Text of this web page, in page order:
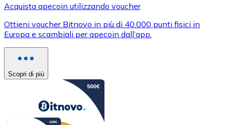
Acquista apecoin utilizzando voucher
Ottieni voucher Bitnovo in più di 40.000 punti fisici in
Europa e scambiali per apecoin dall’app.
Scopri di più